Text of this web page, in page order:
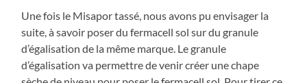
Une fois le Misapor tassé, nous avons pu envisager la
suite, à savoir poser du fermacell sol sur du granule
d’égalisation de la même marque. Le granule
d’égalisation va permettre de venir créer une chape